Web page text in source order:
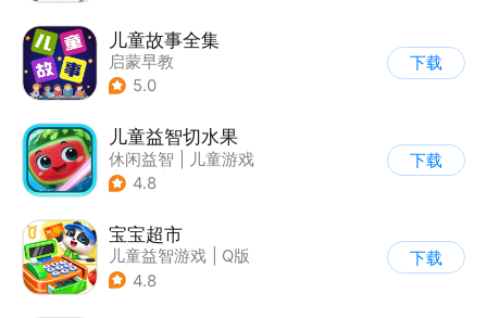
儿童故事全集
启蒙早教
| 儿童绘本故事
5.0
下载
儿童益智切水果
休闲益智
儿童游戏
| 卡通
4.8
下载
宝宝超市
儿童益智游戏
Q版
4.8
下载